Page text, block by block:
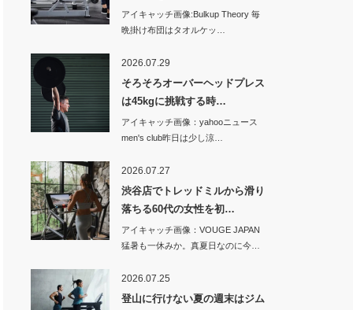
アイキャッチ画像:Bulkup Theory 毎
晩掛け布団はタオルケッ…
2026.07.29
そろそろオーバーヘッドプレス
は45kgに挑戦する時…
アイキャッチ画像：yahooニュース
men's club昨日は少し涼…
2026.07.27
渋谷店でトレッドミルから滑り
落ちる60代の女性を初…
アイキャッチ画像：VOUGE JAPAN
猛暑も一休みか。真夏日なのに今…
2026.07.25
登山に行けない夏の週末はジム